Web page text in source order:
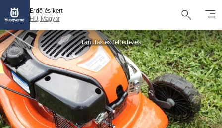
Erdő és kert
HU, Magyar
Tanulás és felfedezés